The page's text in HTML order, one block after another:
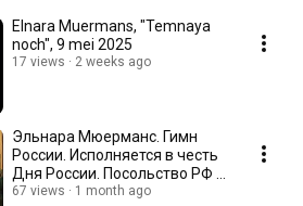
Elnara Muermans, "Temnaya
noch", 9 mei 2025
17 views 2 weeks ago
Эльнара Мюерманс. Гимн
России. Исполняется в честь
Дня России. Посольство РФ в
Нидерландах.
67 views 1 month ago